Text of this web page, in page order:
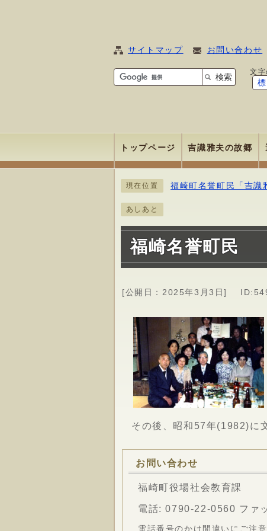
サイトマップ お問い合わせ
検索
文字
トップページ 吉識雅夫の故郷
現在位置 福崎町名誉町民「吉識
あしあと
福崎名誉町民
[公開日： 2025年3月3日]
その後、昭和57年(1982)に
お問い合わせ
福崎町役場社会教育課
電話:0790-22-0560 ファ
電話番号のかけ間違いにご注意